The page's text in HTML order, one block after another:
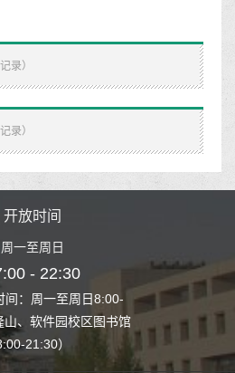
录）
录）
开放时间
周一至周日
- 22:30
间：周一至周日8:00-
山、软件园校区图书馆
21:30）
人工服务时间
22:00（兴隆山